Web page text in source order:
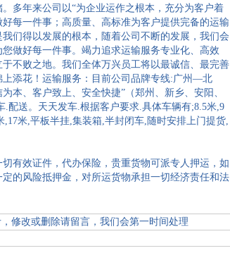
多年来公司以“为企业运作之根本，充分为客户着
每一件事；高质量、高标准为客户提供完备的运输
们得以发展的根本，随着公司不断的发展，我们会
做好每一件事。竭力追求运输服务专业化、高效
不败之地。我们全体万兴员工将以最诚信、最完善
上添花！运输服务：目前公司品牌专线:广州—北
本、客户致上、安全快捷”（郑州、新乡、安阳、
.配送。天天发车.根据客户要求.具体车辆有;8.5米,9
,17米,平板半挂,集装箱,半封闭车,随时安排上门提货,
有效证件，代办保险，贵重货物可派专人押运，如
的风险抵押金，对所运货物承担一切经济责任和法
修改或删除请留言 ，我们会第一时间处理